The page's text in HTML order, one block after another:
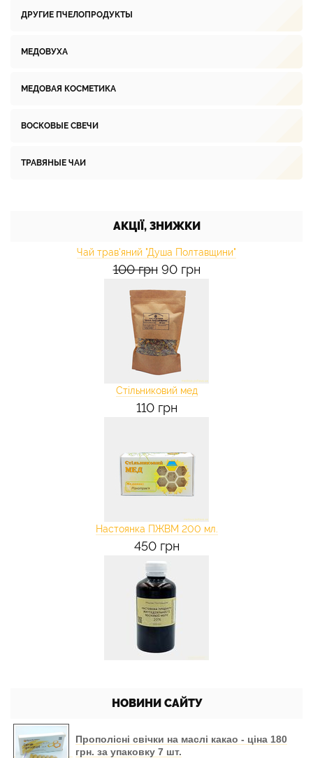
ДРУГИЕ ПЧЕЛОПРОДУКТЫ
МЕДОВУХА
МЕДОВАЯ КОСМЕТИКА
ВОСКОВЫЕ СВЕЧИ
ТРАВЯНЫЕ ЧАИ
АКЦІЇ, ЗНИЖКИ
Чай трав'яний "Душа Полтавщини"
100 грн 90 грн
Стільниковий мед
110 грн
Настоянка ПЖВМ 200 мл.
450 грн
НОВИНИ САЙТУ
Прополісні свічки на маслі какао - ціна 180
грн. за упаковку 7 шт.